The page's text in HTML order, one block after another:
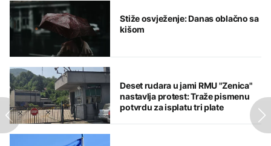
Stiže osvježenje: Danas oblačno sa
kišom
Deset rudara u jami RMU "Zenica"
nastavlja protest: Traže pismenu
potvrdu za isplatu tri plate